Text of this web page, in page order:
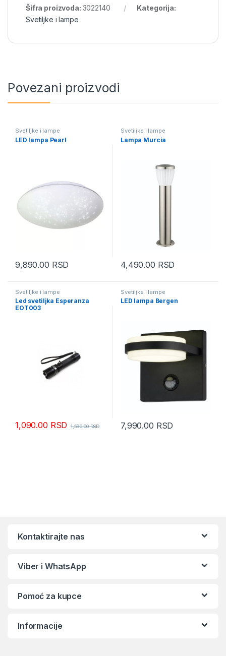
Šifra proizvoda: 3022140
Kategorija:
Svetiljke i lampe
Povezani proizvodi
Svetiljke i lampe
LED lampa Pearl
9,890.00 RSD
Svetiljke i lampe
Lampa Murcia
4,490.00 RSD
Svetiljke i lampe
Led svetiljka Esperanza
EOT003
1,090.00 RSD 1,590.00RSD
Svetiljke i lampe
LED lampa Bergen
7,990.00 RSD
Kontaktirajte nas
Viber i WhatsApp
Pomoć za kupce
Informacije